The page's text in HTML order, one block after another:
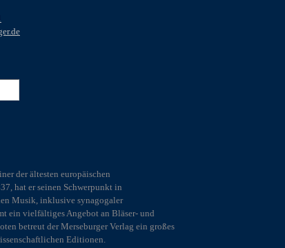
der ältesten europäischen
hat er seinen Schwerpunkt in
Musik, inklusive synagogaler
ein vielfältiges Angebot an Bläser- und
betreut der Merseburger Verlag ein großes
Editionen.